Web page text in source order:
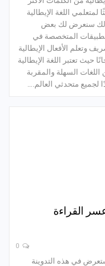
لمتعلمي اللغة الإيطالية
سنعرض لك بعض
المتخصصة في
وتعلم الأفعال الإيطالية
حيث تعتبر اللغة الإيطالية
اللغات السهلة والمقربة
لجميع متحدثي العالم.…
عسر القراءة
في هذه التدوينة